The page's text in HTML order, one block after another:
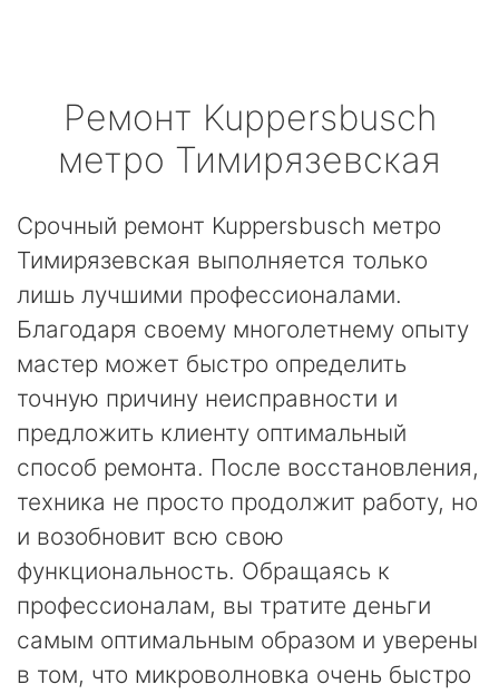
Ремонт Kuppersbusch
метро Тимирязевская
Срочный ремонт Kuppersbusch метро
Тимирязевская выполняется только
лишь лучшими профессионалами.
Благодаря своему многолетнему опыту
мастер может быстро определить
точную причину неисправности и
предложить клиенту оптимальный
способ ремонта. После восстановления,
техника не просто продолжит работу, но
и возобновит всю свою
функциональность. Обращаясь к
профессионалам, вы тратите деньги
самым оптимальным образом и уверены
в том, что микроволновка очень быстро